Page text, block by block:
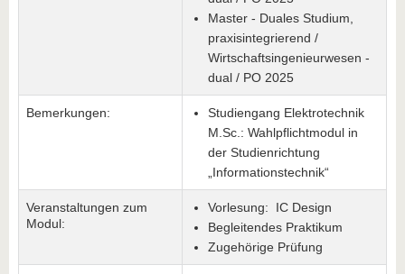
Master - Duales Studium,
praxisintegrierend /
Wirtschaftsingenieurwesen -
dual / PO 2025
Bemerkungen:
Studiengang Elektrotechnik
M.Sc.: Wahlpflichtmodul in
der Studienrichtung
„Informationstechnik“
Veranstaltungen zum
Modul:
Vorlesung: IC Design
Begleitendes Praktikum
Zugehörige Prüfung